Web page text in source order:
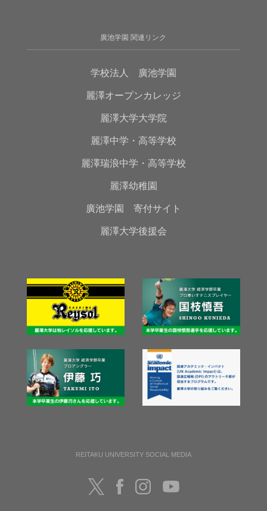
廣池学園 関連リンク
学校法人 廣池学園
麗澤オープンカレッジ
麗澤大学大学院
麗澤中学・高等学校
麗澤瑞浪中学・高等学校
麗澤幼稚園
廣池学園 寄付サイト
麗澤大学後援会
REITAKU UNIVERSITY SOCIAL MEDIA